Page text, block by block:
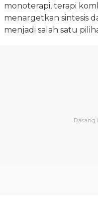
monoterapi, terapi
menargetkan sintesis
menjadi salah satu